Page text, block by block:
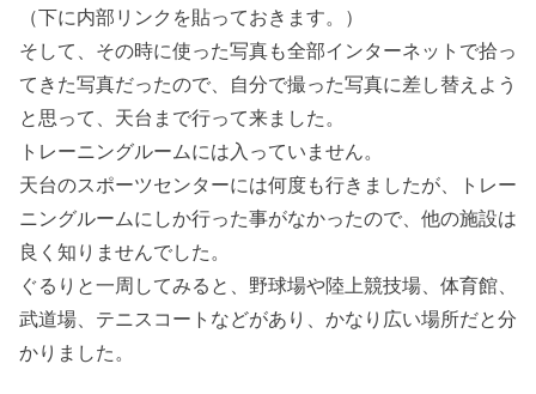
（下に内部リンクを貼っておきます。）
そして、その時に使った写真も全部インターネットで拾っ
てきた写真だったので、自分で撮った写真に差し替えよう
と思って、天台まで行って来ました。
トレーニングルームには入っていません。
天台のスポーツセンターには何度も行きましたが、トレー
ニングルームにしか行った事がなかったので、他の施設は
良く知りませんでした。
ぐるりと一周してみると、野球場や陸上競技場、体育館、
武道場、テニスコートなどがあり、かなり広い場所だと分
かりました。